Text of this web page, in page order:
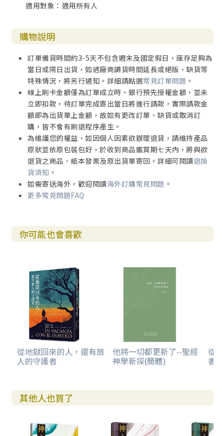
適用對象：適用所有人
購物說明
訂單備貨時間約3-5天不包含週末及國定假日，庫存足夠為
當日或隔日出貨，如遇廠商調貨時間延長或絕版、缺貨等
特殊情況，將另行通知。詳細請點選常見訂單問題 。
線上刷卡金額僅為訂單成立時，銀行預先授權金額，並未
立即扣款，待訂單完成寄出當日將進行請款，實際請款金
額即為出貨單上金額，故如有更改訂單、缺貨或取消訂
購，皆不會有刷退程序產生。
為維護您的權益，如因個人因素欲辦理退貨，請維持產品
原狀並依原包裝包好，於收到商品鑑賞期七天內，將與欲
退貨之商品、紙本發票及原出貨單寄回。詳細可閱讀退換
貨須知 。
如需寄送海外，歡迎閱讀海外訂購常見問題 。
更多常見問題FAQ
你可能也會喜歡
從地獄回來的人，還有旅
人的守護者
他將一切都更新了--聖經
神學新探(簡體)
從
書
其他人也買了